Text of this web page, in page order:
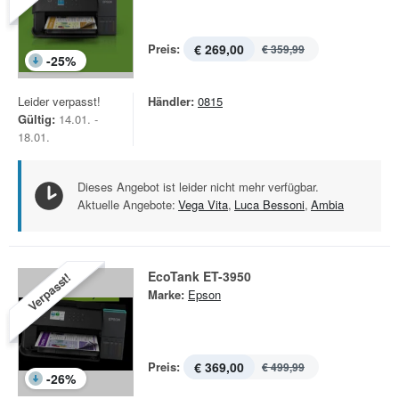
-25%
Preis: € 269,00 € 359,99
Leider verpasst!
Gültig: 14.01. -
18.01.
Händler: 0815
Dieses Angebot ist leider nicht mehr verfügbar.
Aktuelle Angebote: Vega Vita, Luca Bessoni, Ambia
Verpasst!
-26%
EcoTank ET-3950
Marke: Epson
Preis: € 369,00 € 499,99